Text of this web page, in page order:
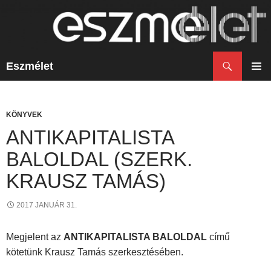
Eszmélet
KÖNYVEK
ANTIKAPITALISTA
BALOLDAL (SZERK.
KRAUSZ TAMÁS)
2017 JANUÁR 31.
Megjelent az ANTIKAPITALISTA BALOLDAL című
kötetünk Krausz Tamás szerkesztésében.